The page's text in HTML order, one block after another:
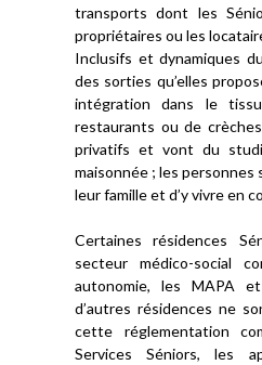
transports dont les
propriétaires ou les
Inclusifs et dynamiques
des sorties qu’elles
intégration dans le
restaurants ou de
privatifs et vont du
maisonnée ; les personnes
leur famille et d’y vivre en
Certaines résidences
secteur médico-social
autonomie, les MAPA
d’autres résidences ne
cette réglementation
Services Séniors, les